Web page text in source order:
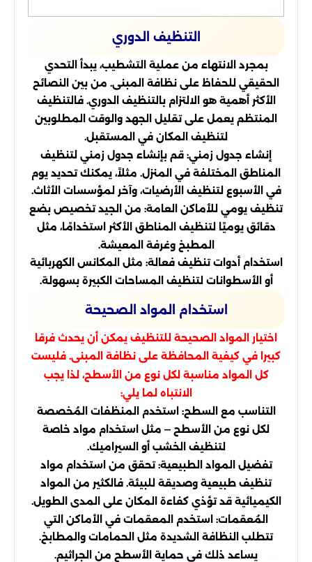
التنظيف الدوري
بمجرد الانتهاء من عملية التشطيب، يبدأ التحدي
الحقيقي للحفاظ على نظافة المبنى. من بين النصائح
الأكثر أهمية هو الالتزام بالتنظيف الدوري. فالتنظيف
المنتظم يعمل على تقليل الجهد والوقت المطلوبين
لتنظيف المكان في المستقبل.
إنشاء جدول زمني: قم بإنشاء جدول زمني لتنظيف
المناطق المختلفة في المنزل. مثلاً، يمكنك تحديد يوم
في الأسبوع لتنظيف الأرضيات، وآخر لمؤسسات الأثاث.
تنظيف يومي للأماكن العامة: من الجيد تخصيص بضع
دقائق يوميًا لتنظيف المناطق الأكثر استخدامًا، مثل
المطبخ وغرفة المعيشة.
استخدام أدوات تنظيف فعالة: مثل المكانس الكهربائية
أو الأسطوانات لتنظيف المساحات الكبيرة بسهولة.
استخدام المواد الصحيحة
اختيار المواد الصحيحة للتنظيف يمكن أن يحدث فرقا
كبيرا في كيفية المحافظة على نظافة المبنى. فليست
كل المواد مناسبة لكل نوع من الأسطح، لذا يجب
الانتباه لما يلي:
التناسب مع السطح: استخدم المنظفات المُخصصة
لكل نوع من الأسطح — مثل استخدام مواد خاصة
لتنظيف الخشب أو السيراميك.
تفضيل المواد الطبيعية: تحقق من استخدام مواد
تنظيف طبيعية وصديقة للبيئة. فالكثير من المواد
الكيميائية قد تؤذي كفاءة المكان على المدى الطويل.
المُعقمات: استخدم المعقمات في الأماكن التي
تتطلب النظافة الشديدة مثل الحمامات والمطابخ.
يساعد ذلك في حماية الأسطح من الجراثيم.